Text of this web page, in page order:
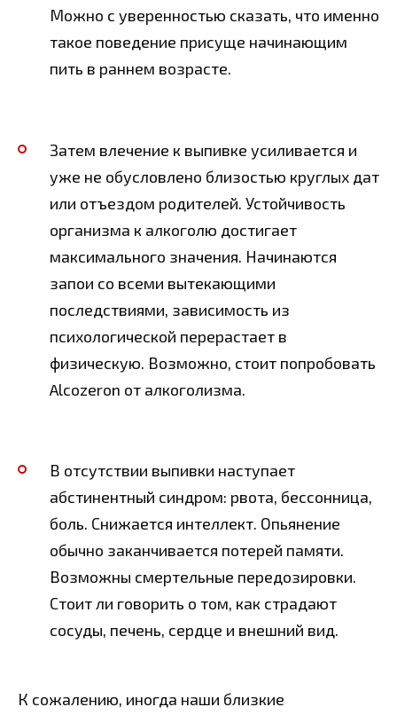
Можно с уверенностью сказать, что именно
такое поведение присуще начинающим
пить в раннем возрасте.
Затем влечение к выпивке усиливается и
уже не обусловлено близостью круглых дат
или отъездом родителей. Устойчивость
организма к алкоголю достигает
максимального значения. Начинаются
запои со всеми вытекающими
последствиями, зависимость из
психологической перерастает в
физическую. Возможно, стоит попробовать
Alcozeron от алкоголизма.
В отсутствии выпивки наступает
абстинентный синдром: рвота, бессонница,
боль. Снижается интеллект. Опьянение
обычно заканчивается потерей памяти.
Возможны смертельные передозировки.
Стоит ли говорить о том, как страдают
сосуды, печень, сердце и внешний вид.
К сожалению, иногда наши близкие